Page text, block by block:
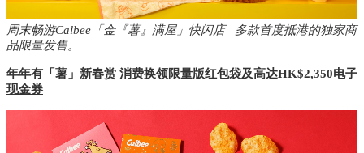
周末畅游Calbee「金『薯』满屋」快闪店 多款首度抵港的独家商
品限量发售。
年年有「薯 」 新春赏 消费换领限量版红包袋及高达HK$2,350电子
现金券